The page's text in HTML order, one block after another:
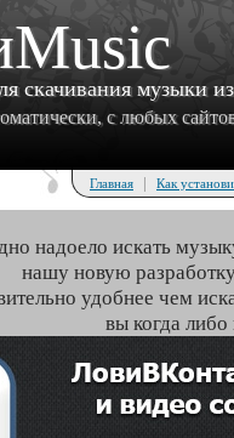
скачивания музыки
с любых
Главная | Как
надоело искать
нашу новую
удобнее чем
вы когда либо